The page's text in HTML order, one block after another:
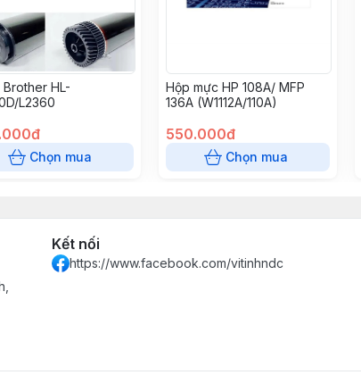
Brother HL-
L2360
Chọn mua
Hộp mực HP 108A/ MFP
136A (W1112A/110A)
550.000đ
Chọn mua
Kết nối
https://www.facebook.com/vitinhndc